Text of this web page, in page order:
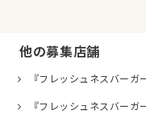
他の募集店舗
『フレッシュネスバーガ
『フレッシュネスバー